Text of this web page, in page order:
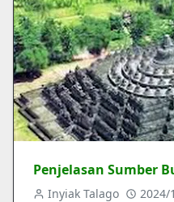
Penjelasan Sumber
Inyiak Talago 2024/